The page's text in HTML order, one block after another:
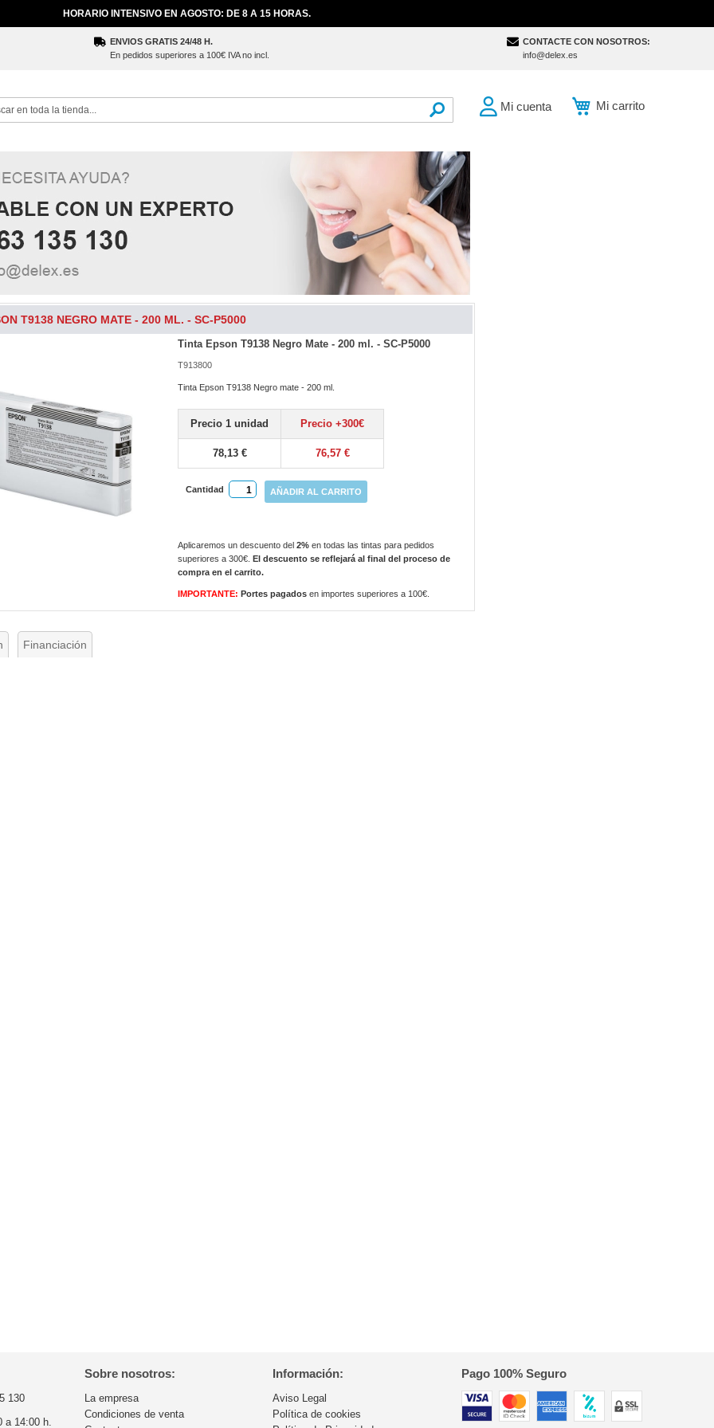
HORARIO INTENSIVO EN AGOSTO: DE 8 A 15 HORAS.
ENVIOS GRATIS 24/48 H.
En pedidos superiores a 100€ IVA no incl.
CONTACTE CON NOSOTROS:
info@delex.es
Mi carrito
Mi cuenta
T9138 NEGRO MATE - 200 ML. - SC-P5000
Tinta Epson T9138 Negro Mate - 200 ml. - SC-P5000
T913800
Tinta Epson T9138 Negro mate - 200 ml.
Precio 1 unidad Precio +300€
78,13 € 76,57 €
Cantidad AÑADIR AL CARRITO
Aplicaremos un descuento del2% en todas las tintas para pedidos
superiores a 300€.El descuento se reflejará al final del proceso de
compra en el carrito.
IMPORTANTE: Portes pagadosen importes superiores a 100€.
Financiación
130
a 14:00 h.
Sobre nosotros:
La empresa
Condiciones de venta
Información:
Aviso Legal
Política de cookies
Pago 100% Seguro